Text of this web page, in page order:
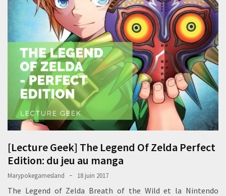
[Lecture Geek] The Legend Of Zelda Perfect
Edition: du jeu au manga
Marypokegamesland 18 juin 2017
The Legend of Zelda Breath of the Wild et la Nintendo